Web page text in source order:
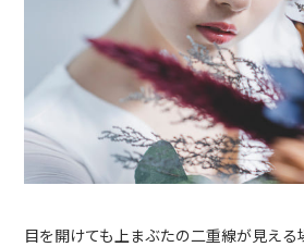
目を開けても上まぶたの二重線が見え